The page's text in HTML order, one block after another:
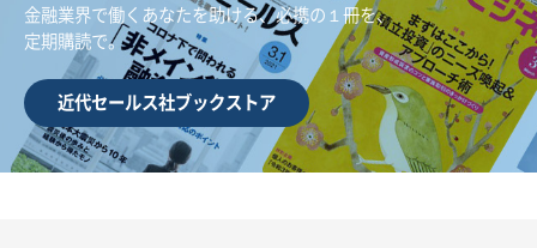
金融業界で働くあなたを助ける、必携の１冊を、
定期購読で。
近代セールス社ブックストア